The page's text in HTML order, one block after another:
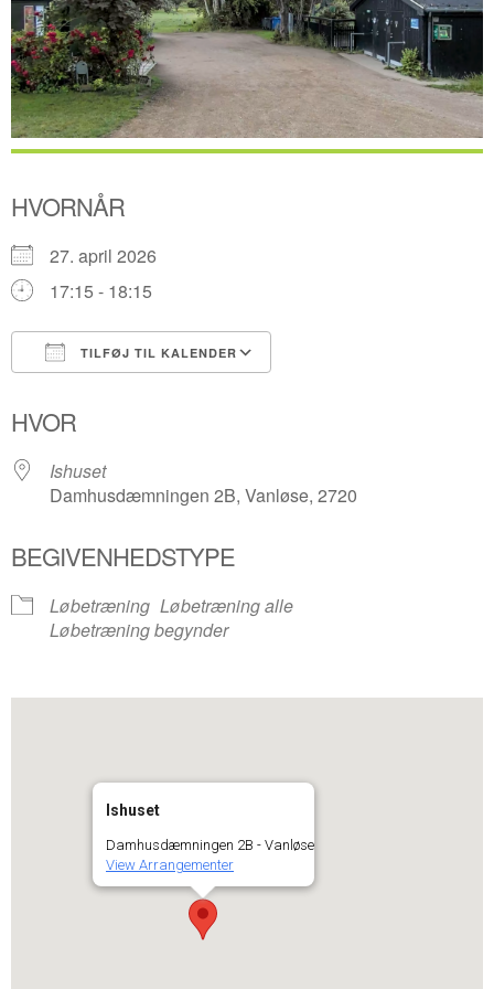
HVORNÅR
27. april 2026
17:15 - 18:15
TILFØJ TIL KALENDER
HVOR
Ishuset
Damhusdæmningen 2B, Vanløse, 2720
BEGIVENHEDSTYPE
Løbetræning Løbetræning alle
Løbetræning begynder
Ishuset
Damhusdæmningen 2B - Vanløse
View Arrangementer